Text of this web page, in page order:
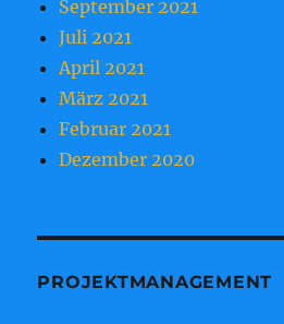
September 2021
Juli 2021
April 2021
März 2021
Februar 2021
Dezember 2020
PROJEKTMANAGEMENT